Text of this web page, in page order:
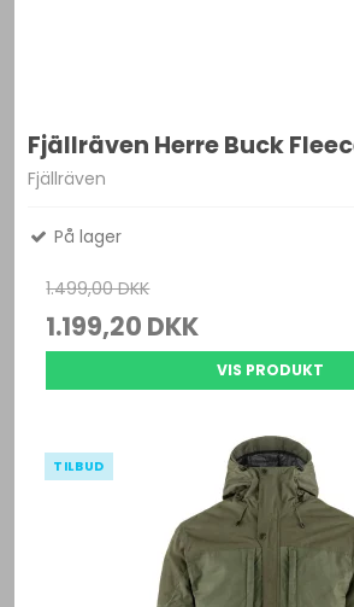
Fjällräven Herre Buck
Fjällräven
På lager
1.499,00 DKK
1.199,20 DKK
VIS PRODUKT
TILBUD